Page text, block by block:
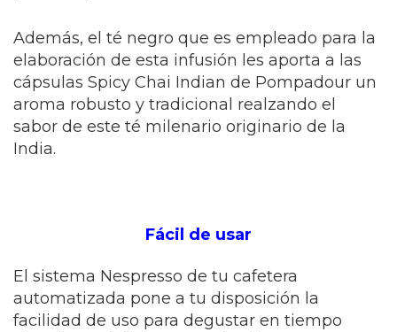
Además, el té negro que es empleado para la
elaboración de esta infusión les aporta a las
cápsulas Spicy Chai Indian de Pompadour un
aroma robusto y tradicional realzando el
sabor de este té milenario originario de la
India.
Fácil de usar
El sistema Nespresso de tu cafetera
automatizada pone a tu disposición la
facilidad de uso para degustar en tiempo